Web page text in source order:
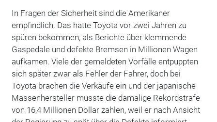
In Fragen der Sicherheit sind die Amerikaner
empfindlich. Das hatte Toyota vor zwei Jahren zu
spüren bekommen, als Berichte über klemmende
Gaspedale und defekte Bremsen in Millionen Wagen
aufkamen. Viele der gemeldeten Vorfälle entpuppten
sich später zwar als Fehler der Fahrer, doch bei
Toyota brachen die Verkäufe ein und der japanische
Massenhersteller musste die damalige Rekordstrafe
von 16,4 Millionen Dollar zahlen, weil er nach Ansicht